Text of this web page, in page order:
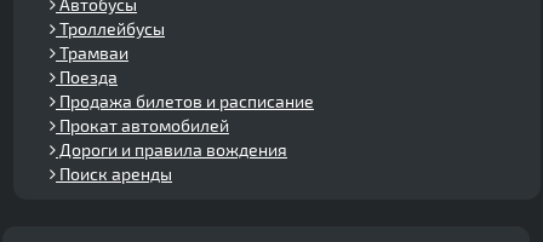
Троллейбусы
Трамваи
Поезда
Продажа билетов и расписание
Прокат автомобилей
Дороги и правила вождения
Поиск аренды